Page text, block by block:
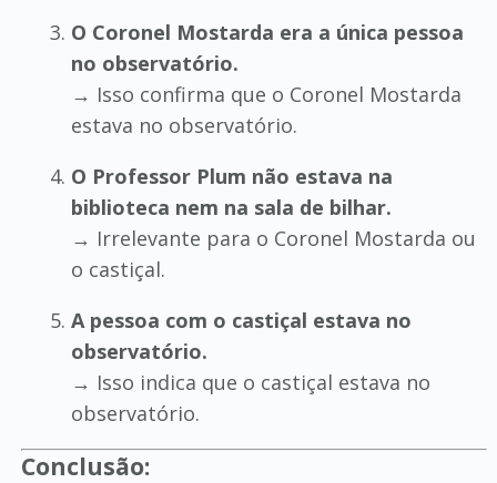
O Coronel Mostarda era a única pessoa
no observatório.
→ Isso confirma que o Coronel Mostarda
estava no observatório.
O Professor Plum não estava na
biblioteca nem na sala de bilhar.
→ Irrelevante para o Coronel Mostarda ou
o castiçal.
A pessoa com o castiçal estava no
observatório.
→ Isso indica que o castiçal estava no
observatório.
Conclusão: